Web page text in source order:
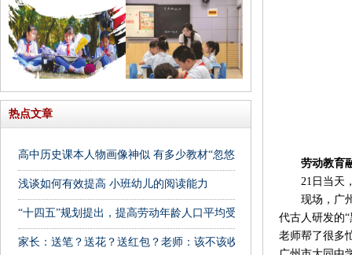
热点文章
高中历史课本人物画像神似 有多少教材“忽悠”我们
浅谈如何有效提高 小班幼儿的阅读能力
“十四五”规划提出，提高劳动年龄人口平均受教育年限
家长：送笔？送花？送红包？老师：该不该收？该咋拒绝？纠结
劳动教育
21日当天，
现场，广州
代古人研发的
老师帮了很多